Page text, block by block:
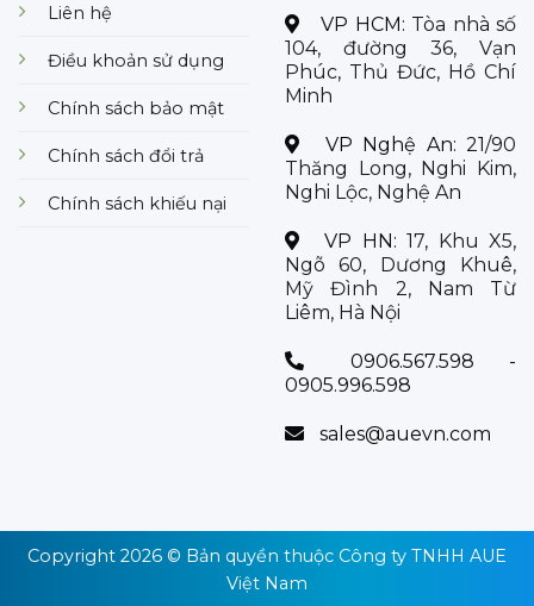
Liên hệ
Điều khoản sử dụng
Chính sách bảo mật
Chính sách đổi trả
Chính sách khiếu nại
VP HCM: Tòa nhà số
104, đường 36, Vạn
Phúc, Thủ Đức, Hồ Chí
Minh
VP Nghệ An: 21/90
Thăng Long, Nghi Kim,
Nghi Lộc, Nghệ An
VP HN:17, Khu X5,
Ngõ 60, Dương Khuê,
Mỹ Đình 2, Nam Từ
Liêm, Hà Nội
0906.567.598 -
0905.996.598
sales@auevn.com
Copyright 2026 © Bản quyền thuộc Công ty TNHH AUE
Việt Nam